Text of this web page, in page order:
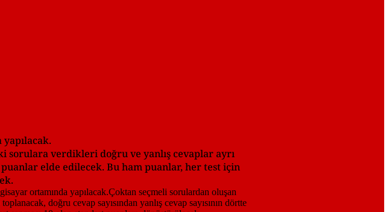
sorulara verdikleri doğru ve yanlış cevaplar ayrı
puanlar elde edilecek. Bu ham puanlar, her test için